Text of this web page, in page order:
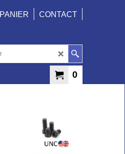
PANIER CONTACT
0